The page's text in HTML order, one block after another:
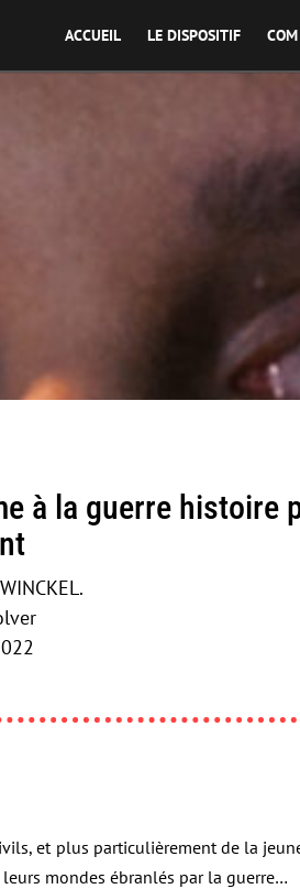
ACCUEIL LE DISPOSITIF
à la guerre histoire
et plus particulièrement de la
mondes ébranlés par la guerre…